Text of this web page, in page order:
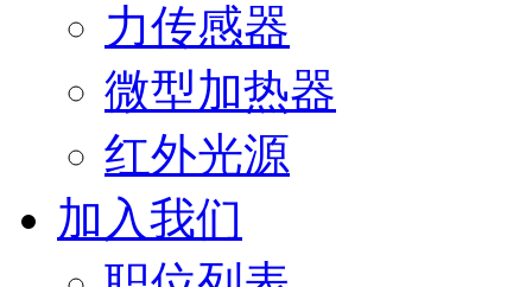
力传感器
微型加热器
红外光源
加入我们